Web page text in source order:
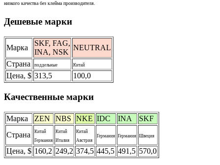
низкого качества без клейма производителя.
Дешевые марки
Марка
SKF, FAG,
INA, NSK
NEUTRAL
Страна
поддельные Китай
Цена, $ 313,5 100,0
Качественные марки
Марка ZEN NBS NKE IDC INA
SKF
Страна
Китай
Германия
Китай
Италия
Китай
Австрия
Германия Германия Швеция
Цена, $ 160,2 249,2 374,5 445,5 491,5 570,0